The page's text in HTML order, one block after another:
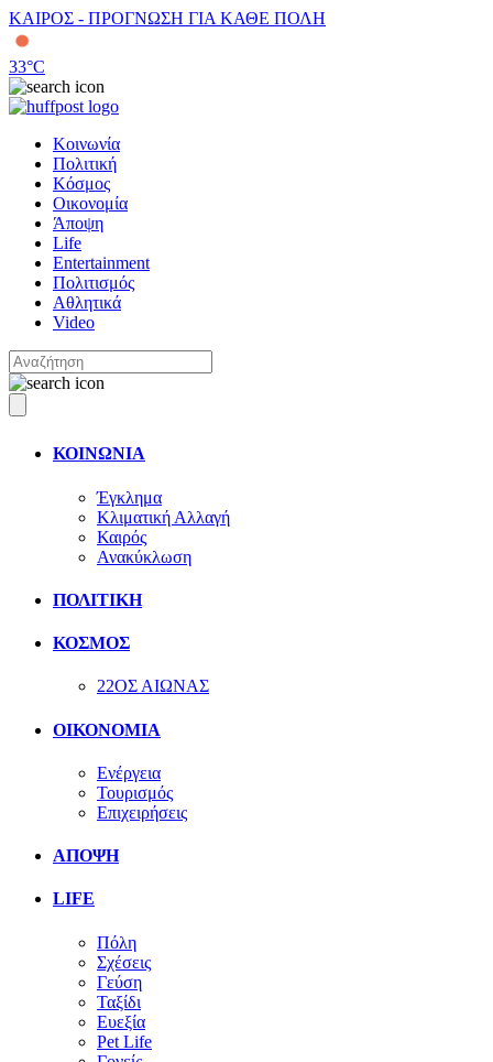
ΚΑΙΡΟΣ - ΠΡΟΓΝΩΣΗ ΓΙΑ ΚΑΘΕ ΠΟΛΗ
33°C
Κοινωνία
Πολιτική
Κόσμος
Οικονομία
Άποψη
Life
Entertainment
Πολιτισμός
Αθλητικά
Video
ΚΟΙΝΩΝΙΑ
Έγκλημα
Κλιματική Αλλαγή
Καιρός
Ανακύκλωση
ΠΟΛΙΤΙΚΗ
ΚΟΣΜΟΣ
22ΟΣ ΑΙΩΝΑΣ
ΟΙΚΟΝΟΜΙΑ
Ενέργεια
Τουρισμός
Επιχειρήσεις
ΑΠΟΨΗ
LIFE
Πόλη
Σχέσεις
Γεύση
Ταξίδι
Ευεξία
Pet Life